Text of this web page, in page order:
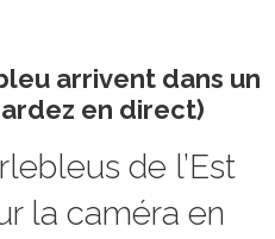
arrivent dans un
en direct)
de l’Est
la caméra en